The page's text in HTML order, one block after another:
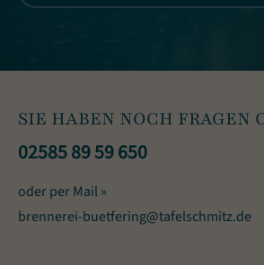
SIE HABEN NOCH FRAGEN
02585 89 59 650
oder per Mail »
brennerei-buetfering@tafelschmitz.de